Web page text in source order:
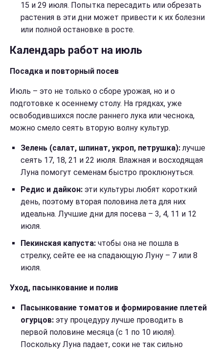
15 и 29 июля. Попытка пересадить или обрезать
растения в эти дни может привести к их болезни
или полной остановке в росте.
Календарь работ на июль
Посадка и повторный посев
Июль – это не только о сборе урожая, но и о
подготовке к осеннему столу. На грядках, уже
освободившихся после раннего лука или чеснока,
можно смело сеять вторую волну культур.
Зелень (салат, шпинат, укроп, петрушка):лучше
сеять 17, 18, 21 и 22 июля. Влажная и восходящая
Луна помогут семенам быстро проклюнуться.
Редис и дайкон: эти культуры любят короткий
день, поэтому вторая половина лета для них
идеальна. Лучшие дни для посева – 3, 4, 11 и 12
июля.
Пекинская капуста: чтобы она не пошла в
стрелку, сейте ее на спадающую Луну – 7 или 8
июля.
Уход, пасынкование и полив
Пасынкование томатов и формирование плетей
огурцов: эту процедуру лучше проводить в
первой половине месяца (с 1 по 10 июля).
Поскольку Луна падает, соки не так сильно